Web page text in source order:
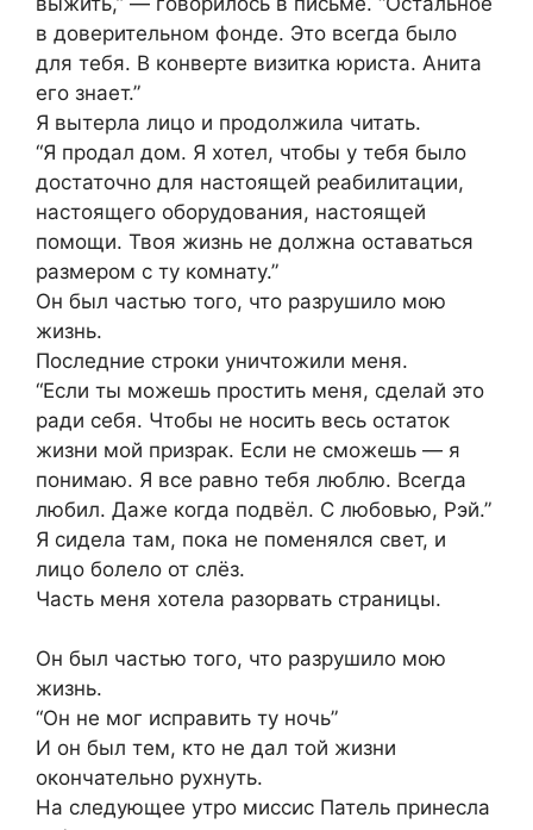
в доверительном фонде. Это всегда было
для тебя. В конверте визитка юриста. Анита
его знает.”
Я вытерла лицо и продолжила читать.
“Я продал дом. Я хотел, чтобы у тебя было
достаточно для настоящей реабилитации,
настоящего оборудования, настоящей
помощи. Твоя жизнь не должна оставаться
размером с ту комнату.”
Он был частью того, что разрушило мою
жизнь.
Последние строки уничтожили меня.
“Если ты можешь простить меня, сделай это
ради себя. Чтобы не носить весь остаток
жизни мой призрак. Если не сможешь — я
понимаю. Я все равно тебя люблю. Всегда
любил. Даже когда подвёл. С любовью, Рэй.”
Я сидела там, пока не поменялся свет, и
лицо болело от слёз.
Часть меня хотела разорвать страницы.
Он был частью того, что разрушило мою
жизнь.
“Он не мог исправить ту ночь”
И он был тем, кто не дал той жизни
окончательно рухнуть.
На следующее утро миссис Патель принесла